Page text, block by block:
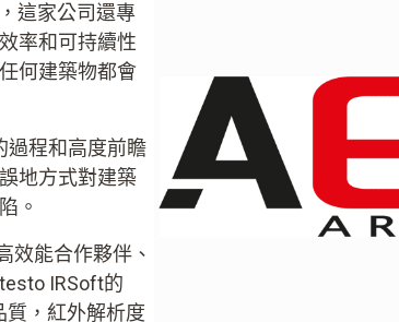
這家公司還專
率和可持續性
何建築物都會
過程和高度前瞻
地方式對建築
。
效能合作夥伴、
IRSoft的
，紅外解析度